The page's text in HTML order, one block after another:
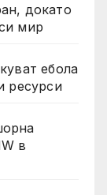
докато
мир
ебола
ресурси
в